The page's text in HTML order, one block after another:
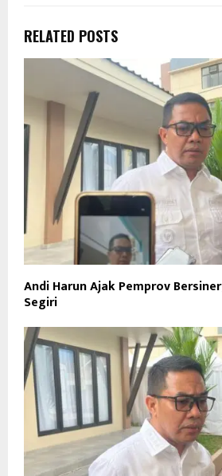
RELATED POSTS
Andi Harun Ajak Pemprov
Segiri